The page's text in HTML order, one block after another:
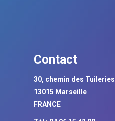
Contact
30, chemin des Tuileries
13015 Marseille
FRANCE